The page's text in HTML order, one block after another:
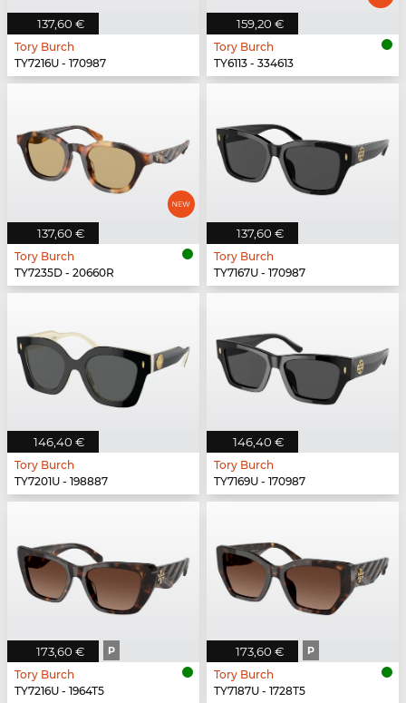
137,60 €
Tory Burch
TY7216U - 170987
159,20 €
Tory Burch
TY6113 - 334613
137,60 €
Tory Burch
TY7235D - 20660R
137,60 €
Tory Burch
TY7167U - 170987
146,40 €
Tory Burch
TY7201U - 198887
146,40 €
Tory Burch
TY7169U - 170987
173,60 € P
Tory Burch
TY7216U - 1964T5
173,60 € P
Tory Burch
TY7187U - 1728T5